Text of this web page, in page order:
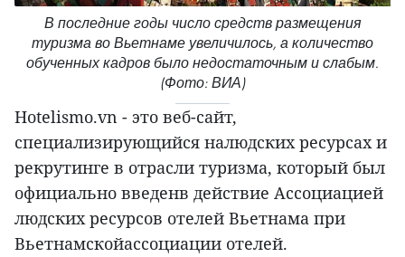
В последние годы число средств размещения
туризма во Вьетнаме увеличилось, а количество
обученных кадров было недостаточным и слабым.
(Фото: ВИА)
Hotelismo.vn - это веб-сайт,
специализирующийся налюдских ресурсах и
рекрутинге в отрасли туризма, который был
официально введенв действие Ассоциацией
людских ресурсов отелей Вьетнама при
Вьетнамскойассоциации отелей.